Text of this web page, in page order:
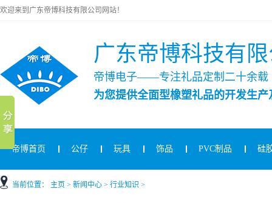
欢迎来到广东帝博科技有限公司网站！
广东帝博科技有
帝博电子——专注礼品定制二十余载
为您提供全面型橡塑礼品的开发生产
帝博首页 公仔 玩具 饰品 PVC制品 硅
当前位置： 主页 > 新闻中心 > 行业知识 >